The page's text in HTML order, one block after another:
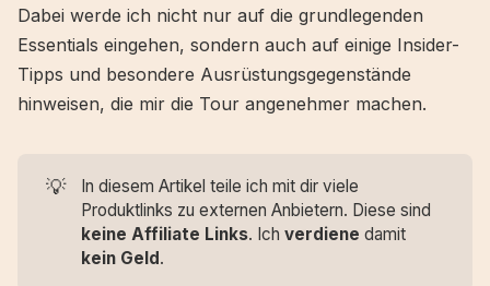
Dabei werde ich nicht nur auf die grundlegenden
Essentials eingehen, sondern auch auf einige Insider-
Tipps und besondere Ausrüstungsgegenstände
hinweisen, die mir die Tour angenehmer machen.
💡
In diesem Artikel teile ich mit dir viele
Produktlinks zu externen Anbietern. Diese sind
keine Affiliate Links. Ichverdiene damit
kein Geld .